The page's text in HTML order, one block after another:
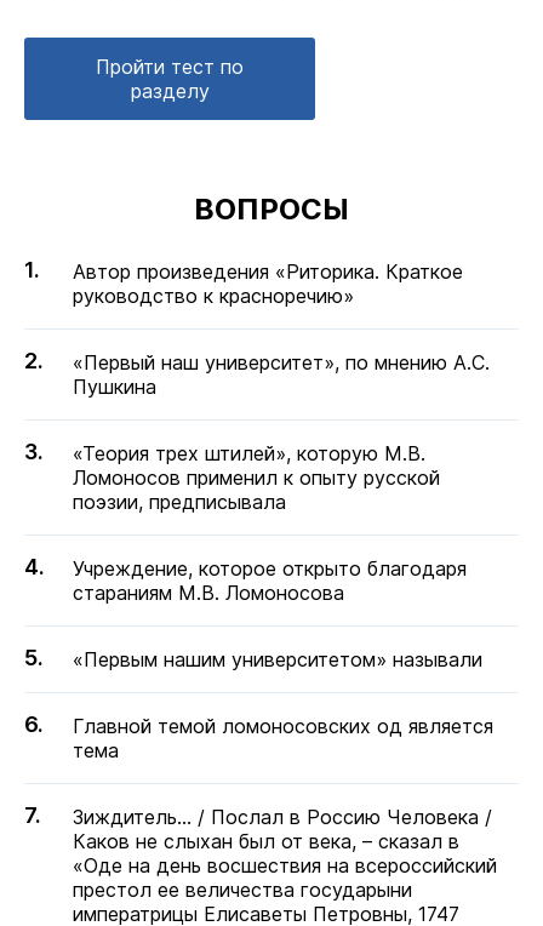
Пройти тест по
разделу
ВОПРОСЫ
Автор произведения «Риторика. Краткое
руководство к красноречию»
«Первый наш университет», по мнению А.С.
Пушкина
«Теория трех штилей», которую М.В.
Ломоносов применил к опыту русской
поэзии, предписывала
Учреждение, которое открыто благодаря
стараниям М.В. Ломоносова
«Первым нашим университетом» называли
Главной темой ломоносовских од является
тема
Зиждитель... / Послал в Россию Человека /
Каков не слыхан был от века, – сказал в
«Оде на день восшествия на всероссийский
престол ее величества государыни
императрицы Елисаветы Петровны, 1747